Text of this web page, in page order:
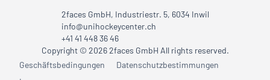
2faces GmbH, Industriestr. 5, 6034 Inwil
info@unihockeycenter.ch
+41 41 448 36 46
Copyright © 2026 2faces GmbH All rights reserved.
Geschäftsbedingungen
Datenschutzbestimmungen